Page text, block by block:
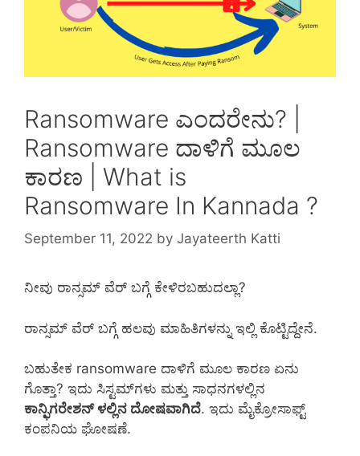
Ransomware ಎಂದರೇನು? |
Ransomware ದಾಳಿಗೆ ಮೂಲ
ಕಾರಣ | What is
Ransomware In Kannada ?
September 11, 2022 by Jayateerth Katti
ನೀವು ರಾನ್ಸಮ್ ವೆರ್ ಬಗ್ಗೆ ಕೇಳಿರಬಹುದಲ್ಲಾ?
ರಾನ್ಸಮ್ ವೆರ್ ಬಗ್ಗೆ ಹಲವು ಮಾಹಿತಿಗಳನ್ನು ಇಲ್ಲಿ ಕೊಟ್ಟಿದ್ದೇನೆ.
ಬಹುತೇಕ ransomware ದಾಳಿಗೆ ಮೂಲ ಕಾರಣ ಏನು
ಗೊತ್ತಾ? ಇದು ಸಿಸ್ಟಮ್‌ಗಳು ಮತ್ತು ಸಾಧನಗಳಲ್ಲಿನ
ಕಾನ್ಫಿಗರೇಶನ್ ಳಲ್ಲಿನ ದೋಷವಾಗಿದೆ. ಇದು ಮೈಕ್ರೋಸಾಫ್ಟ್
ಕಂಪನಿಯ ಘೋಷಣೆ.